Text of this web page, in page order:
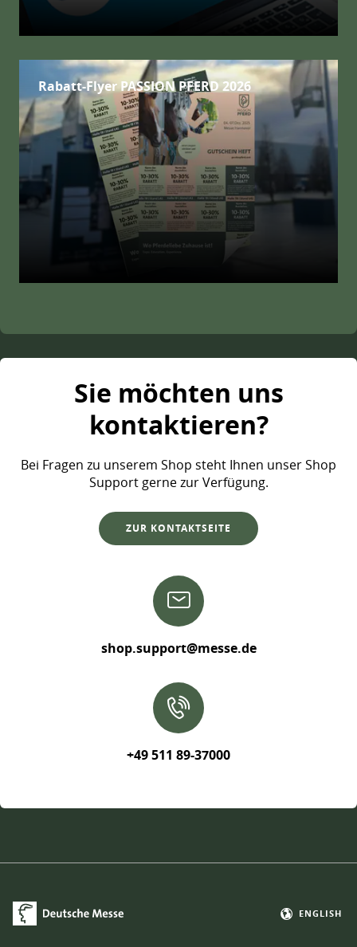
Rabatt-Flyer PASSION PFERD 2026
Sie möchten uns
kontaktieren?
Bei Fragen zu unserem Shop steht Ihnen unser Shop
Support gerne zur Verfügung.
ZUR KONTAKTSEITE
shop.support@messe.de
+49 511 89-37000
ENGLISH